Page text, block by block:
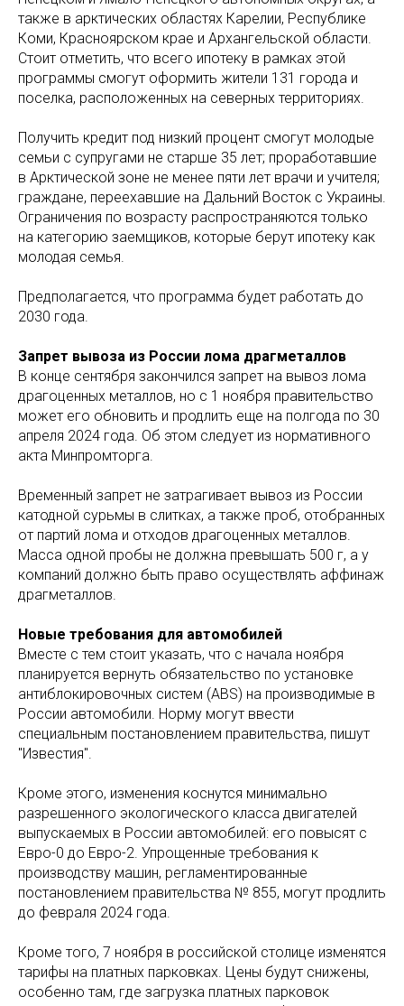
также в арктических областях Карелии, Республике
Коми, Красноярском крае и Архангельской области.
Стоит отметить, что всего ипотеку в рамках этой
программы смогут оформить жители 131 города и
поселка, расположенных на северных территориях.
Получить кредит под низкий процент смогут молодые
семьи с супругами не старше 35 лет; проработавшие
в Арктической зоне не менее пяти лет врачи и учителя;
граждане, переехавшие на Дальний Восток с Украины.
Ограничения по возрасту распространяются только
на категорию заемщиков, которые берут ипотеку как
молодая семья.
Предполагается, что программа будет работать до
2030 года.
Запрет вывоза из России лома драгметаллов
В конце сентября закончился запрет на вывоз лома
драгоценных металлов, но с 1 ноября правительство
может его обновить и продлить еще на полгода по 30
апреля 2024 года. Об этом следует из нормативного
акта Минпромторга.
Временный запрет не затрагивает вывоз из России
катодной сурьмы в слитках, а также проб, отобранных
от партий лома и отходов драгоценных металлов.
Масса одной пробы не должна превышать 500 г, а у
компаний должно быть право осуществлять аффинаж
драгметаллов.
Новые требования для автомобилей
Вместе с тем стоит указать, что с начала ноября
планируется вернуть обязательство по установке
антиблокировочных систем (ABS) на производимые в
России автомобили. Норму могут ввести
специальным постановлением правительства, пишут
"Известия".
Кроме этого, изменения коснутся минимально
разрешенного экологического класса двигателей
выпускаемых в России автомобилей: его повысят с
Евро-0 до Евро-2. Упрощенные требования к
производству машин, регламентированные
постановлением правительства № 855, могут продлить
до февраля 2024 года.
Кроме того, 7 ноября в российской столице изменятся
тарифы на платных парковках. Цены будут снижены,
особенно там, где загрузка платных парковок